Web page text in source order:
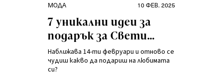
МОДА 10 ФЕВ. 2025
7 уникални идеи за
подарък за Свети
Валентин
Наближава 14-ти февруари и отново се
чудиш какво да подариш на любимата
си?